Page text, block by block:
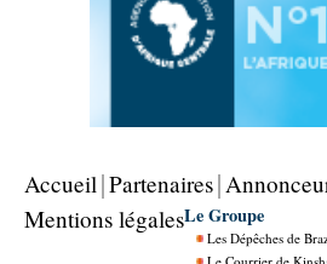
Accueil Partenaires
Mentions légalesLe Groupe
Les Dépêches de